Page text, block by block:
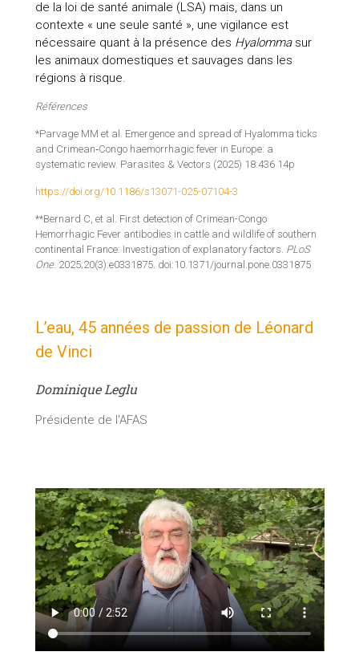
de la loi de santé animale (LSA) mais, dans un
contexte « une seule santé », une vigilance est
nécessaire quant à la présence des Hyalommasur
les animaux domestiques et sauvages dans les
régions à risque.
Références
*Parvage MM et al. Emergence and spread of Hyalomma ticks
and Crimean‑Congo haemorrhagic fever in Europe: a
systematic review. Parasites & Vectors (2025) 18:436 14p
https://doi.org/10.1186/s13071-025-07104-3
**Bernard C, et al. First detection of Crimean-Congo
Hemorrhagic Fever antibodies in cattle and wildlife of southern
continental France: Investigation of explanatory factors. PLoS
One. 2025;20(3):e0331875. doi:10.1371/journal.pone.0331875
L’eau, 45 années de passion de Léonard
de Vinci
Dominique Leglu
Présidente de l'AFAS